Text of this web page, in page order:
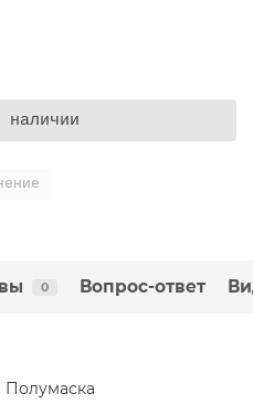
наличии
0 Вопрос-ответ
Полумаска